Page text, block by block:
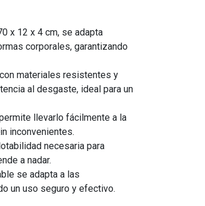
x 12 x 4 cm, se adapta
corporales, garantizando
materiales resistentes y
al desgaste, ideal para un
llevarlo fácilmente a la
inconvenientes.
necesaria para
a nadar.
se adapta a las
un uso seguro y efectivo.